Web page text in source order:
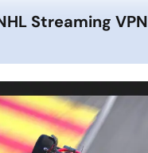
Streaming VPN